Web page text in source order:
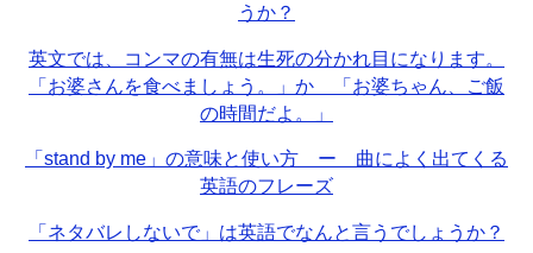
うか？
英文では、コンマの有無は生死の分かれ目になります。
「お婆さんを食べましょう。」か 「お婆ちゃん、ご飯
の時間だよ。」
「stand by me」の意味と使い方 ー 曲によく出てくる
英語のフレーズ
「ネタバレしないで」は英語でなんと言うでしょうか？